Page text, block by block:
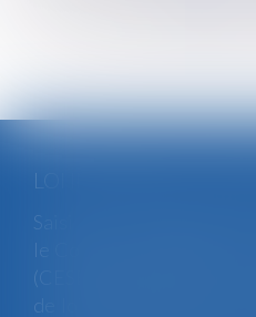
Saisi par la Présidente
le Conseil économique,
(CESE) a adopté ce jour
de loi visant à lutter de